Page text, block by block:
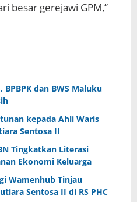
besar gerejawi GPM,”
dan BWS Maluku
kepada Ahli Waris
Sentosa II
Tingkatkan Literasi
Ekonomi Keluarga
Wamenhub Tinjau
Sentosa II di RS PHC